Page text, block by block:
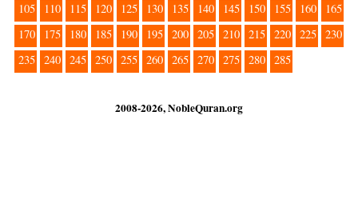
105
110 115 120 125 130 135 140 145 150 155 160
165
170
175 180 185 190 195 200 205 210 215 220 225 230
235 240 245 250 255 260 265 270 275 280 285
2008-2026, NobleQuran.org